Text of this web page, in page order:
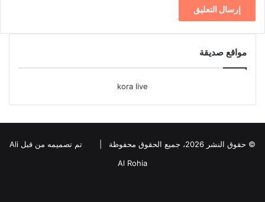
مواقع صديقة
kora live
© حقوق النشر 2026، جميع الحقوق محفوظة |
تم تصميمه من قبل Ali
Al Rohia